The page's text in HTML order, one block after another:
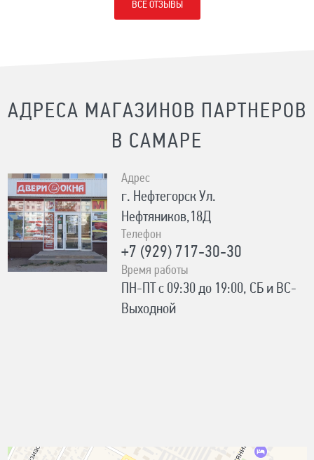
ВСЕ ОТЗЫВЫ
АДРЕСА МАГАЗИНОВ ПАРТНЕРОВ
В САМАРЕ
Адрес
г. Нефтегорск Ул.
Нефтяников,18Д
Телефон
+7 (929) 717-30-30
Время работы
ПН-ПТ с 09:30 до 19:00, СБ и ВС-
Выходной